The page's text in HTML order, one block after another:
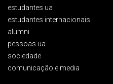
estudantes ua
estudantes internacionais
alumni
pessoas ua
sociedade
comunicação e media